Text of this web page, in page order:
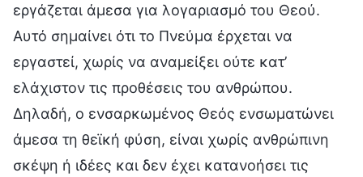
εργάζεται άμεσα για λογαριασμό του Θεού.
Αυτό σημαίνει ότι το Πνεύμα έρχεται να
εργαστεί, χωρίς να αναμείξει ούτε κατ’
ελάχιστον τις προθέσεις του ανθρώπου.
Δηλαδή, ο ενσαρκωμένος Θεός ενσωματώνει
άμεσα τη θεϊκή φύση, είναι χωρίς ανθρώπινη
σκέψη ή ιδέες και δεν έχει κατανοήσει τις